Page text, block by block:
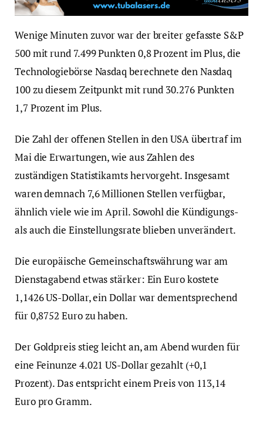
Wenige Minuten zuvor war der breiter gefasste S&P
500 mit rund 7.499 Punkten 0,8 Prozent im Plus, die
Technologiebörse Nasdaq berechnete den Nasdaq
100 zu diesem Zeitpunkt mit rund 30.276 Punkten
1,7 Prozent im Plus.
Die Zahl der offenen Stellen in den USA übertraf im
Mai die Erwartungen, wie aus Zahlen des
zuständigen Statistikamts hervorgeht. Insgesamt
waren demnach 7,6 Millionen Stellen verfügbar,
ähnlich viele wie im April. Sowohl die Kündigungs-
als auch die Einstellungsrate blieben unverändert.
Die europäische Gemeinschaftswährung war am
Dienstagabend etwas stärker: Ein Euro kostete
1,1426 US-Dollar, ein Dollar war dementsprechend
für 0,8752 Euro zu haben.
Der Goldpreis stieg leicht an, am Abend wurden für
eine Feinunze 4.021 US-Dollar gezahlt (+0,1
Prozent). Das entspricht einem Preis von 113,14
Euro pro Gramm.